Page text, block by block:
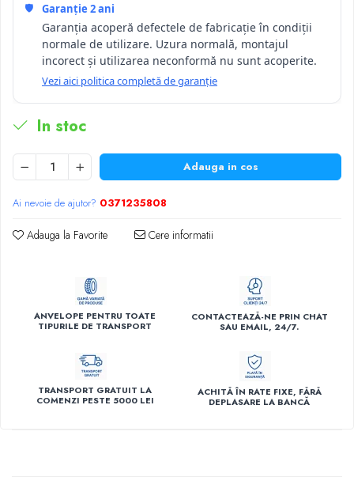
🛡️ Garanție 2 ani
Garanția acoperă defectele de fabricație în condiții
normale de utilizare. Uzura normală, montajul
incorect și utilizarea neconformă nu sunt acoperite.
Vezi aici politica completă de garanție
In stoc
Adauga in cos
Ai nevoie de ajutor? 0371235808
Adauga la Favorite Cere informatii
ANVELOPE PENTRU TOATE
TIPURILE DE TRANSPORT
CONTACTEAZĂ-NE PRIN CHAT
SAU EMAIL, 24/7.
TRANSPORT GRATUIT LA
COMENZI PESTE 5000 LEI
ACHITĂ ÎN RATE FIXE, FĂRĂ
DEPLASARE LA BANCĂ